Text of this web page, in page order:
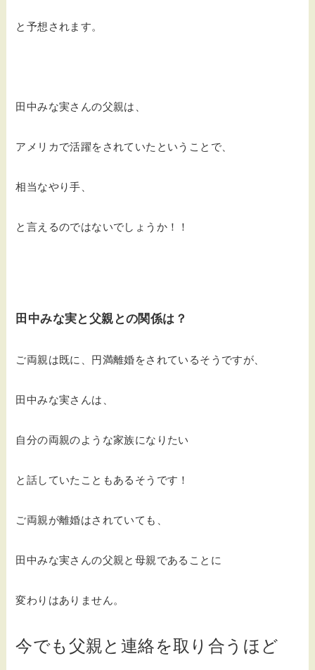
と予想されます。
田中みな実さんの父親は、
アメリカで活躍をされていたということで、
相当なやり手、
と言えるのではないでしょうか！！
田中みな実と父親との関係は？
ご両親は既に、円満離婚をされているそうですが、
田中みな実さんは、
自分の両親のような家族になりたい
と話していたこともあるそうです！
ご両親が離婚はされていても、
田中みな実さんの父親と母親であることに
変わりはありません。
今でも父親と連絡を取り合うほど